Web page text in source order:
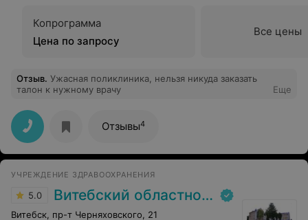
Копрограмма
Цена по запросу
Все цены
Отзыв. Ужасная поликлиника, нельзя никуда заказать
талон к нужному врачу
Еще
Отзывы4
УЧРЕЖДЕНИЕ ЗДРАВООХРАНЕНИЯ
5.0 Витебский областной клинический родильный дом
Витебск, пр-т Черняховского, 21